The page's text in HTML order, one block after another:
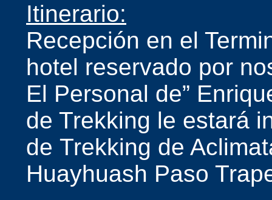
Itinerario:
Recepción en el
hotel reservado por
El Personal de”
de Trekking le estará
de Trekking de
Huayhuash Paso